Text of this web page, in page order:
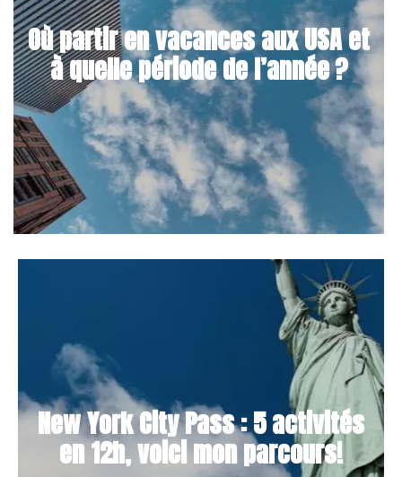
Où partir en vacances aux USA et
à quelle période de l’année ?
New York City Pass : 5 activités
en 12h, voici mon parcours!